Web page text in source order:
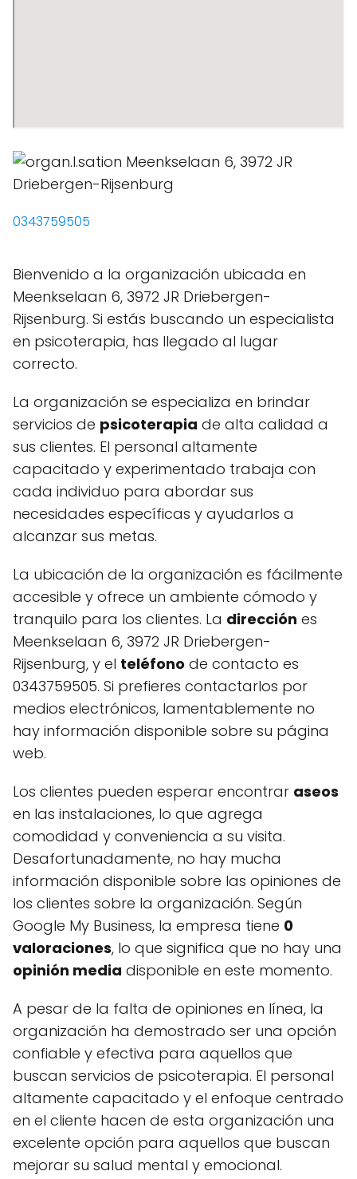
0343759505
Bienvenido a la organización ubicada en
Meenkselaan 6, 3972 JR Driebergen-
Rijsenburg. Si estás buscando un especialista
en psicoterapia, has llegado al lugar
correcto.
La organización se especializa en brindar
servicios de psicoterapia de alta calidad a
sus clientes. El personal altamente
capacitado y experimentado trabaja con
cada individuo para abordar sus
necesidades específicas y ayudarlos a
alcanzar sus metas.
La ubicación de la organización es fácilmente
accesible y ofrece un ambiente cómodo y
tranquilo para los clientes. La dirección es
Meenkselaan 6, 3972 JR Driebergen-
Rijsenburg, y el teléfono de contacto es
0343759505. Si prefieres contactarlos por
medios electrónicos, lamentablemente no
hay información disponible sobre su página
web.
Los clientes pueden esperar encontrar aseos
en las instalaciones, lo que agrega
comodidad y conveniencia a su visita.
Desafortunadamente, no hay mucha
información disponible sobre las opiniones de
los clientes sobre la organización. Según
Google My Business, la empresa tiene 0
valoraciones, lo que significa que no hay una
opinión media disponible en este momento.
A pesar de la falta de opiniones en línea, la
organización ha demostrado ser una opción
confiable y efectiva para aquellos que
buscan servicios de psicoterapia. El personal
altamente capacitado y el enfoque centrado
en el cliente hacen de esta organización una
excelente opción para aquellos que buscan
mejorar su salud mental y emocional.